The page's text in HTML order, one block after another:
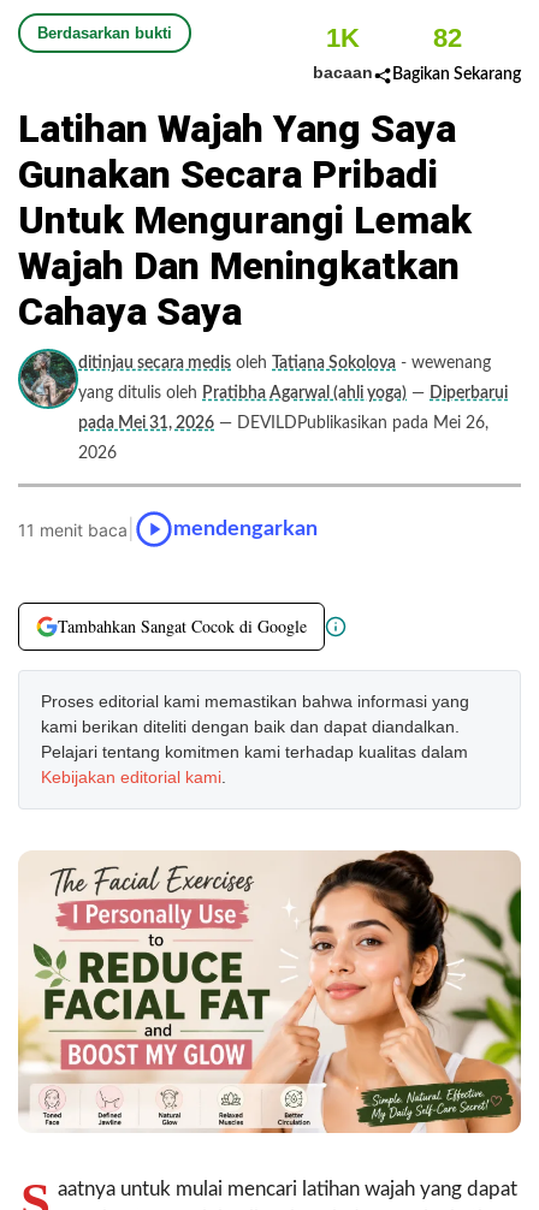
Berdasarkan bukti 1K
bacaan
82
Bagikan Sekarang
Latihan Wajah Yang Saya
Gunakan Secara Pribadi
Untuk Mengurangi Lemak
Wajah Dan Meningkatkan
Cahaya Saya
ditinjau secara medis oleh Tatiana Sokolova - wewenang
yang ditulis oleh Pratibha Agarwal (ahli yoga) — Diperbarui
pada Mei 31, 2026 — DEVILDPublikasikan pada Mei 26,
2026
11 menit baca mendengarkan
Tambahkan Sangat Cocok di Google
Proses editorial kami memastikan bahwa informasi yang
kami berikan diteliti dengan baik dan dapat diandalkan.
Pelajari tentang komitmen kami terhadap kualitas dalam
Kebijakan editorial kami
aatnya untuk mulai mencari latihan wajah yang dapat